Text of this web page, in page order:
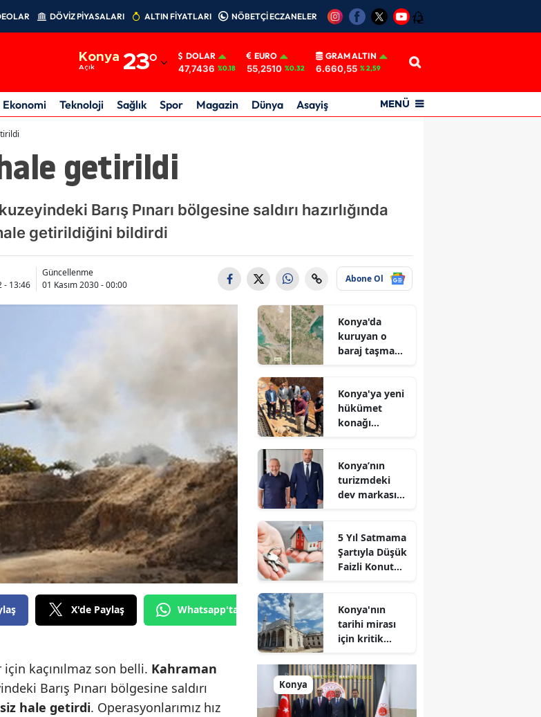
DÖVİZ PİYASALARI ALTIN FİYATLARI NÖBETÇİ ECZANELER 12
Konya
Açık 23°
Adıyaman
Afyonkarahisar
Amasya
Ankara
Antalya
Artvin
Bursa
Çanakkale
Çankırı
Çorum
Denizli
Diyarbakır
Elazığ
Erzincan
DOLAR
47,7436 %0.18
EURO
55,2510 %0.32
GRAM ALTIN
6.660,55 % 2,59
Ekonomi Teknoloji Sağlık Spor Magazin Dünya Asayiş MENÜ
getirildi
Barış Pınarı bölgesine saldırı hazırlığında
getirildiğini bildirdi
- 13:46
Güncellenme
01 Kasım 2030 - 00:00
Abone Ol
X'de Paylaş Whatsapp'tan Gönder
kaçınılmaz son belli. Kahraman
Barış Pınarı bölgesine saldırı
hale getirdi. Operasyonlarımız hız
Konya'da
kuruyan o
baraj taşma
Konya'ya yeni
hükümet
konağı
Konya’nın
turizmdeki
dev markası
de zirveye
oynuyor
5 Yıl Satmama
Şartıyla Düşük
Faizli Konut
Konya'nın
tarihi mirası
için kritik
durum
açıklandı
Konya